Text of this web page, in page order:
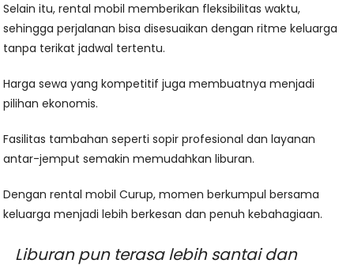
Selain itu, rental mobil memberikan fleksibilitas waktu,
sehingga perjalanan bisa disesuaikan dengan ritme keluarga
tanpa terikat jadwal tertentu.
Harga sewa yang kompetitif juga membuatnya menjadi
pilihan ekonomis.
Fasilitas tambahan seperti sopir profesional dan layanan
antar-jemput semakin memudahkan liburan.
Dengan rental mobil Curup, momen berkumpul bersama
keluarga menjadi lebih berkesan dan penuh kebahagiaan.
Liburan pun terasa lebih santai dan